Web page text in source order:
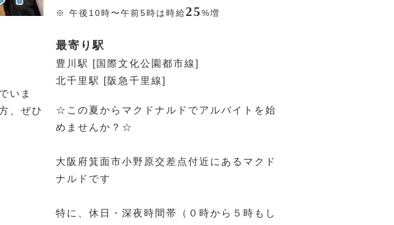
いま
、ぜひ
※ 午後10時〜午前5時は時給25%増
最寄り駅
豊川駅 [国際文化公園都市線]
北千里駅 [阪急千里線]
☆この夏からマクドナルドでアルバイトを始
めませんか？☆
大阪府箕面市小野原交差点付近にあるマクド
ナルドです
特に、休日・深夜時間帯（０時から５時もし